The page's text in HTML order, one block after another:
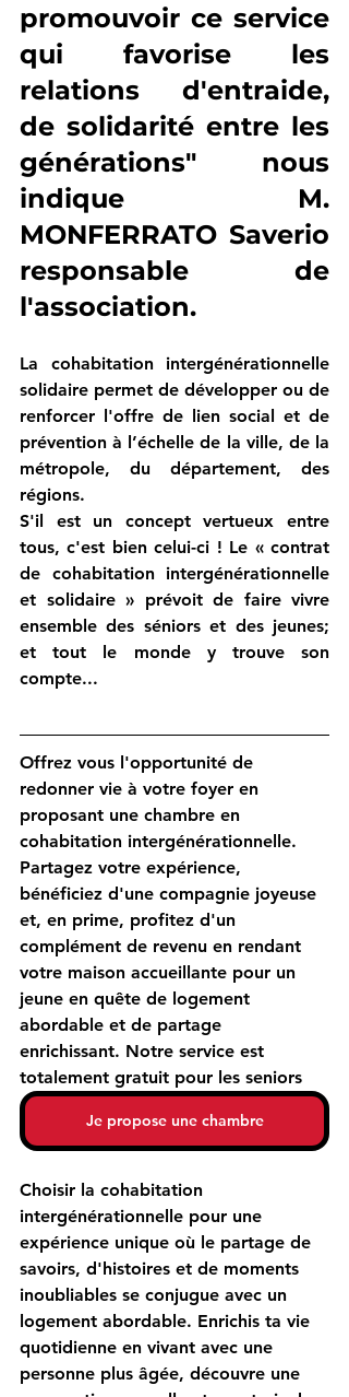
promouvoir ce service
qui favorise les
relations d'entraide,
de solidarité entre les
générations" nous
indique M.
MONFERRATO Saverio
responsable de
l'association.
La cohabitation intergénérationnelle
solidaire permet de développer ou de
renforcer l'offre de lien social et de
prévention à l’échelle de la ville, de la
métropole, du département, des
régions.
S'il est un concept vertueux entre
tous, c'est bien celui-ci ! Le « contrat
de cohabitation intergénérationnelle
et solidaire » prévoit de faire vivre
ensemble des séniors et des jeunes;
et tout le monde y trouve son
compte...
Offrez vous l'opportunité de
redonner vie à votre foyer en
proposant une chambre en
cohabitation intergénérationnelle.
Partagez votre expérience,
bénéficiez d'une compagnie joyeuse
et, en prime, profitez d'un
complément de revenu en rendant
votre maison accueillante pour un
jeune en quête de logement
abordable et de partage
enrichissant. Notre service est
totalement gratuit pour les seniors
Je propose une chambre
Choisir la cohabitation
intergénérationnelle pour une
expérience unique où le partage de
savoirs, d'histoires et de moments
inoubliables se conjugue avec un
logement abordable. Enrichis ta vie
quotidienne en vivant avec une
personne plus âgée, découvre une